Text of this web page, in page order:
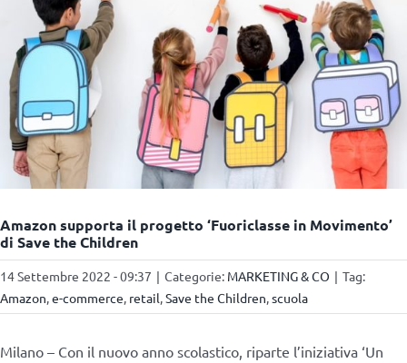
Amazon supporta il progetto ‘Fuoriclasse in Movimento’
di Save the Children
14 Settembre 2022 - 09:37 | Categorie: MARKETING & CO | Tag:
Amazon,e-commerce, retail,Save the Children,scuola
Milano – Con il nuovo anno scolastico, riparte l’iniziativa ‘Un